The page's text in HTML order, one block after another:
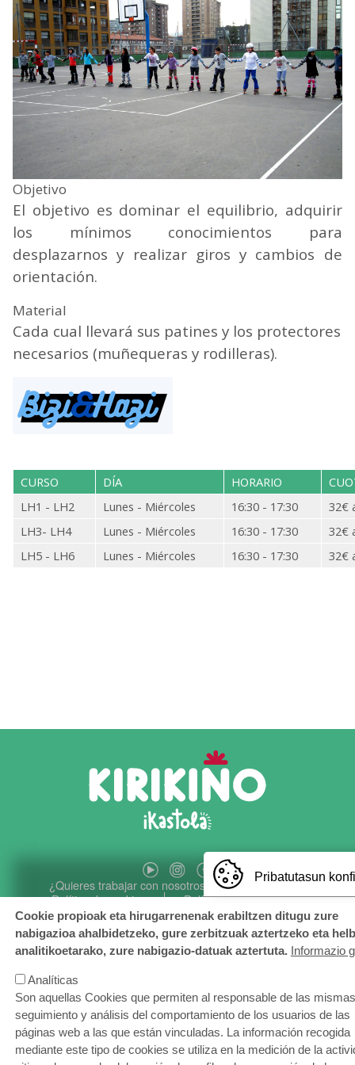
Objetivo
El objetivo es dominar el equilibrio, adquirir
los mínimos conocimientos para
desplazarnos y realizar giros y cambios de
orientación.
Material
Cada cual llevará sus patines y los protectores
necesarios (muñequeras y rodilleras).
CURSO DÍA HORARIO
LH1 - LH2
Lunes - Miércoles 16:30 - 17:30
32€
LH3- LH4
Lunes - Miércoles 16:30 - 17:30
32€
LH5 - LH6
Lunes - Miércoles 16:30 - 17:30 32€
ORRI-OINA¿Quieres trabajar con nosotros?
Contacto
Política de cookies
Política de privacidad
Aviso legal
Gracias y sugerencias Buzón ético
Webgune hau Ikastolen Elkarteak garatu du
Pribatutasun
Cookie propioak eta hirugarrenenak erabiltzen ditugu zure
nabigazioa ahalbidetzeko, gure zerbitzuak aztertzeko eta
analitikoetarako, zure nabigazio-datuak aztertuta. Informazio
Analíticas
Son aquellas Cookies que permiten al responsable de las
seguimiento y análisis del comportamiento de los usuarios de las
páginas web a las que están vinculadas. La información recogida
mediante este tipo de cookies se utiliza en la medición de la